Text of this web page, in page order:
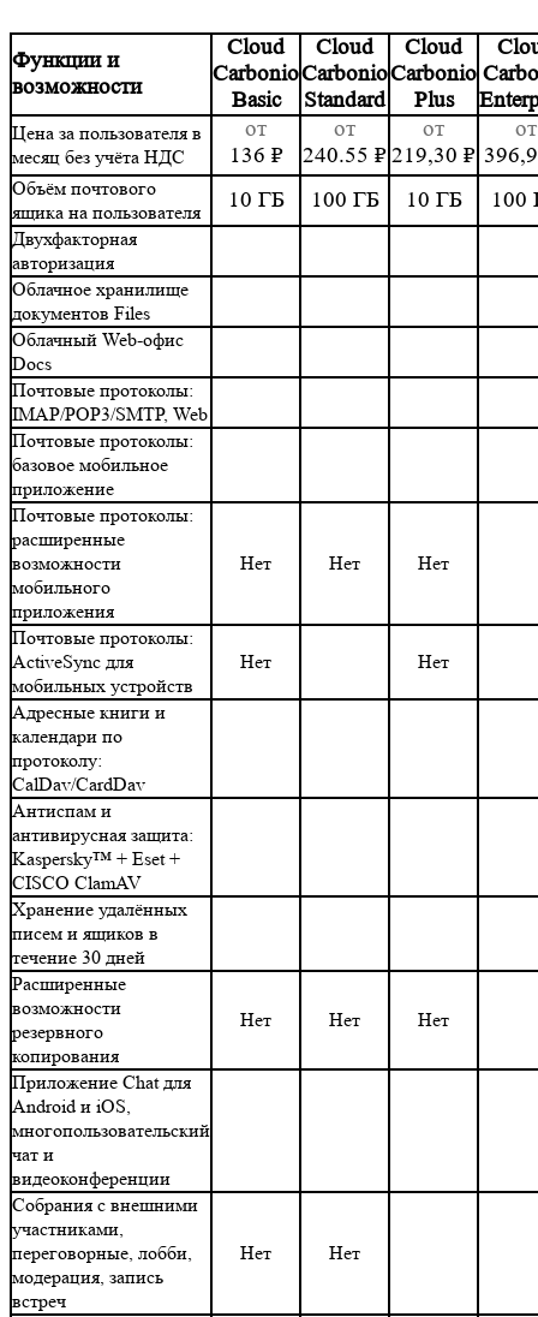
Функции и
возможности
Cloud
Carbonio
Basic
Cloud
Carbonio
Standard
Cloud
Carbonio
Plus
Цена за пользователя в
месяц без учёта НДС
от
136 ₽
от
240.55 ₽
от
219,30 ₽
от
Объём почтового
ящика на пользователя
10 ГБ 100 ГБ 10 ГБ 100
Двухфакторная
авторизация
Облачное хранилище
документов Files
Облачный Web-офис
Docs
Почтовые протоколы:
IMAP/POP3/SMTP, Web
Почтовые протоколы:
базовое мобильное
приложение
Почтовые протоколы:
расширенные
возможности
мобильного
приложения
Нет Нет Нет
Почтовые протоколы:
ActiveSync для
мобильных устройств
Нет Нет
Адресные книги и
календари по
протоколу:
CalDav/CardDav
Антиспам и
антивирусная защита:
Kaspersky™ + Eset +
CISCO ClamAV
Хранение удалённых
писем и ящиков в
течение 30 дней
Расширенные
возможности
резервного
копирования
Нет Нет Нет
Приложение Chat для
Android и iOS,
многопользовательский
чат и
видеоконференции
Собрания с внешними
участниками,
переговорные, лобби,
модерация, запись
встреч
Нет Нет